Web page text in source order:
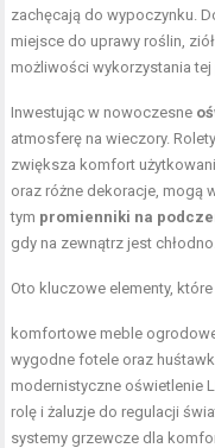
zachęcają do wypoczynku.
miejsce do uprawy roślin,
możliwości wykorzystania
Inwestując w nowoczesne
atmosferę na wieczory.
zwiększa komfort
oraz różne dekoracje, mogą
tym promienniki na
gdy na zewnątrz jest
Oto kluczowe elementy,
komfortowe meble
wygodne fotele oraz
modernistyczne oświetlenie
rolę i żaluzje do regulacji
systemy grzewcze dla